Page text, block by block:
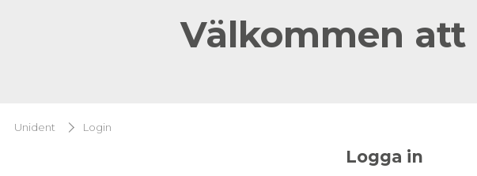
Välkommen att
Unident Login
Logga in